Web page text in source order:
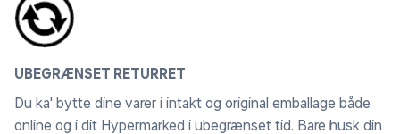
UBEGRÆNSET RETURRET
Du ka' bytte dine varer i intakt og original emballage både
online og i dit Hypermarked i ubegrænset tid. Bare husk din